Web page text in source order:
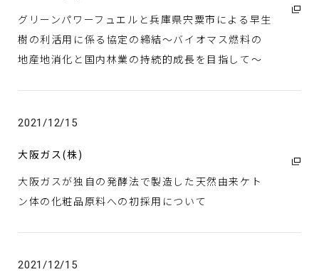
グリーンパワーフュエルと兵庫県宍粟市による早生
樹の利活用に係る協定の締結～バイオマス燃料の
地産地消化と国内林業の持続的成長を目指して～
2021/12/15
大阪ガス(株)
大阪ガスが独自の発酵法で製造した天然由来ケト
ン体の化粧品原料への初採用について
2021/12/15